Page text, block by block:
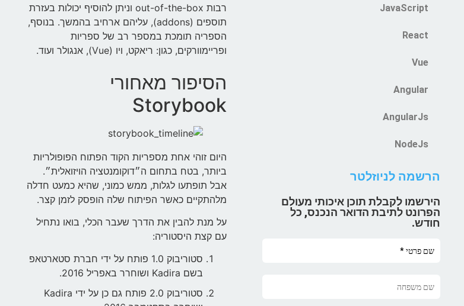
JavaScript
React
Vue
Angular
AngularJs
NodeJs
הרשמה לניוזלטר
הירשמו לקבלת תוכן איכותי מעולם
הפרונט לתיבת הדואר הנכנס, כל
חודש.
רבות out-of-the-box וניתן להוסיף יכולות בעזרת
תוספים (addons), עליהם ארחיב בהמשך. בנוסף,
הספריה תומכת במספר רב של ספריות
ופריימוורקים, כגון: ריאקט, ויו (Vue), אנגולר ועוד.
הסיפור מאחורי
Storybook
היום זוהי אחת מספריות הקוד הפתוח הפופולריות
ביותר, בטח בתחום ה״דוקומנטציה הויזואלית״.
אבל תופתעו לגלות, ממש כמוני, שהיא כמעט חדלה
מלהתקיים כאשר הפיתוח שלה הופסק לזמן קצר.
על מנת להבין את הדרך שעבר הכלי, בואו נתחיל
עם קצת היסטוריה:
סטוריבוק 1.0 פותח על ידי חברת סטארטאפ
בשם Kadira ושוחרר באפריל 2016.
סטוריבוק 2.0 פותח גם כן על ידי Kadira